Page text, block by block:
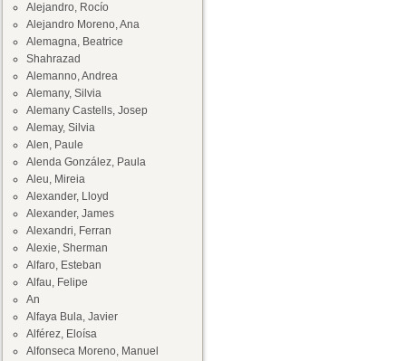
Alejandro, Rocío
Alejandro Moreno, Ana
Alemagna, Beatrice
Shahrazad
Alemanno, Andrea
Alemany, Silvia
Alemany Castells, Josep
Alemay, Silvia
Alen, Paule
Alenda González, Paula
Aleu, Mireia
Alexander, Lloyd
Alexander, James
Alexandri, Ferran
Alexie, Sherman
Alfaro, Esteban
Alfau, Felipe
An
Alfaya Bula, Javier
Alférez, Eloísa
Alfonseca Moreno, Manuel